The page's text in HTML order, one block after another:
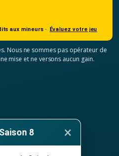
aux mineurs · Évaluez votre jeu
Nous ne sommes pas opérateur de
mise et ne versons aucun gain.
8 ×